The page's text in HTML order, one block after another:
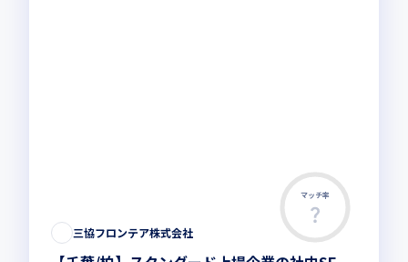
マッチ率
三協フロンテア株式会社